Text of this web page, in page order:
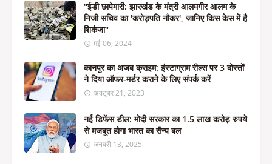
"ईडी छापेमारी: झारखंड के मंत्री आलमगीर आलम के
निजी सचिव का 'करोड़पति नौकर', जानिए किस केस में है
शिकंजा"
मई 06, 2024
कानपुर का अजब क्राइम: इंस्टाग्राम रील्स पर 3 दोस्तों
ने दिया ऑफर-मर्डर कराने के लिए संपर्क करें
अक्टूबर 21, 2023
नई डिफेंस डील: मोदी सरकार का 1.5 लाख करोड़ रुपये
से मजबूत होगा भारत का सैन्य बल
जनवरी 13, 2025